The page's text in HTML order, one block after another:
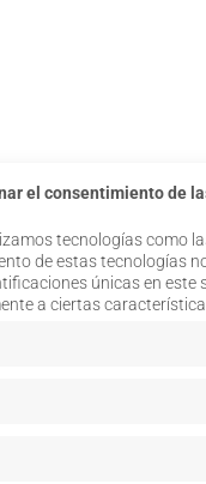
el consentimiento de
tecnologías como
de estas tecnologías
únicas en este
a ciertas